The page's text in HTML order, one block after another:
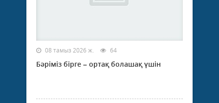
08 тамыз 2026 ж. 64
Бәріміз бірге – ортақ болашақ үшін